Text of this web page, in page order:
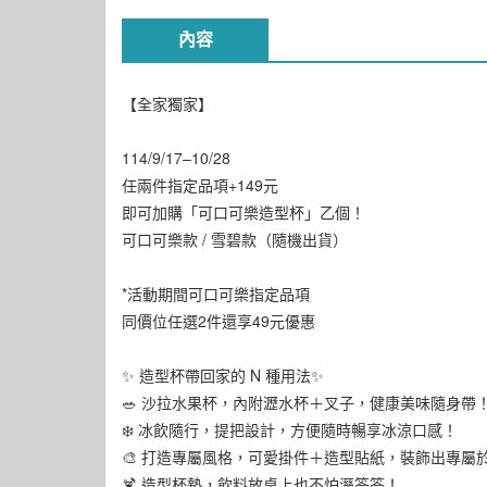
內容
【全家獨家】
114/9/17–10/28
任兩件指定品項+149元
即可加購「可口可樂造型杯」乙個！
可口可樂款 / 雪碧款（隨機出貨）
*活動期間可口可樂指定品項
同價位任選2件還享49元優惠
✨ 造型杯帶回家的 N 種用法✨
🥗 沙拉水果杯，內附瀝水杯＋叉子，健康美味隨身帶！
❄️ 冰飲隨行，提把設計，方便隨時暢享冰涼口感！
🎨 打造專屬風格，可愛掛件＋造型貼紙，裝飾出專屬